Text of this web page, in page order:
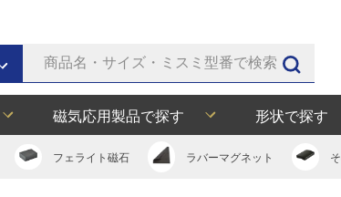
磁気応用製品で探す 形状で探す
フェライト磁石 ラバーマグネット